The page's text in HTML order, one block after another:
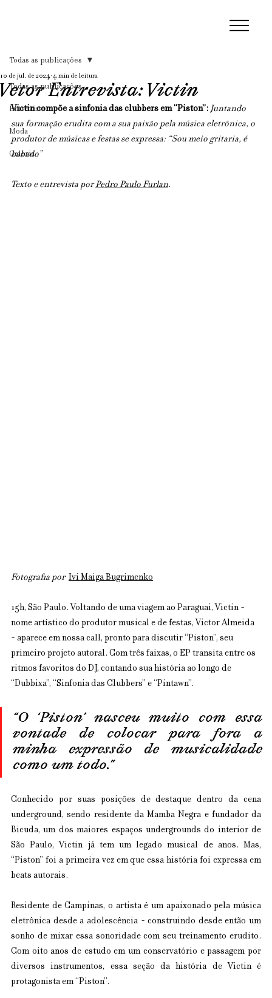
Todas as publicações
Entrevista
Moda
Galeria
Todas as publicações
Vetor Entrevista: Victin
10 de jul. de 2024 4 min de leitura
Victin compõe a sinfonia das clubbers em “Piston”: Juntando
sua formação erudita com a sua paixão pela música eletrônica, o
produtor de músicas e festas se expressa: “Sou meio gritaria, é
babado”
Texto e entrevista por Pedro Paulo Furlan.
Fotografia por Ivi Maiga Bugrimenko
15h, São Paulo. Voltando de uma viagem ao Paraguai, Victin -
nome artístico do produtor musical e de festas, Victor Almeida
- aparece em nossa call, pronto para discutir “Piston”, seu
primeiro projeto autoral. Com três faixas, o EP transita entre os
ritmos favoritos do DJ, contando sua história ao longo de
“Dubbixa”, “Sinfonia das Clubbers” e “Pintawn”.
“O ‘Piston’ nasceu muito com essa
vontade de colocar para fora a
minha expressão de musicalidade
como um todo.”
Conhecido por suas posições de destaque dentro da cena
underground, sendo residente da Mamba Negra e fundador da
Bicuda, um dos maiores espaços undergrounds do interior de
São Paulo, Victin já tem um legado musical de anos. Mas,
“Piston” foi a primeira vez em que essa história foi expressa em
beats autorais.
Residente de Campinas, o artista é um apaixonado pela música
eletrônica desde a adolescência - construindo desde então um
sonho de mixar essa sonoridade com seu treinamento erudito.
Com oito anos de estudo em um conservatório e passagem por
diversos instrumentos, essa seção da história de Victin é
protagonista em “Piston”.